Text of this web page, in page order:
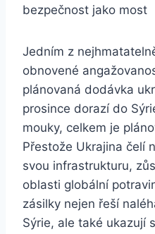
bezpečnost jako most
Jedním z
obnovené
plánovaná dodávka
prosince dorazí do
mouky, celkem je
Přestože Ukrajina čelí
svou infrastrukturu,
oblasti globální
zásilky nejen řeší
Sýrie, ale také ukazují